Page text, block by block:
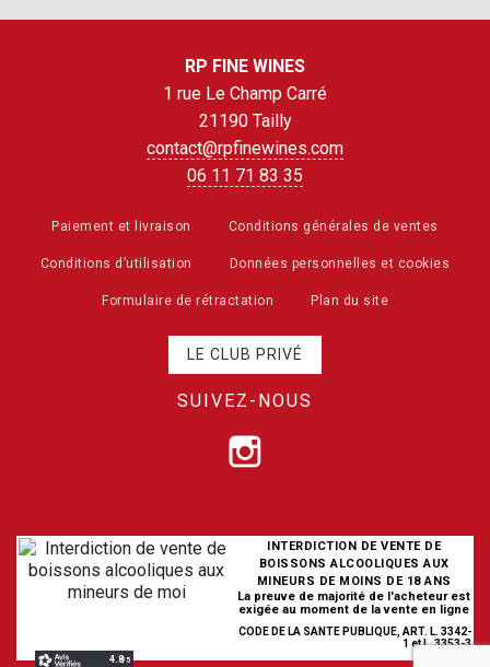
RP FINE WINES
1 rue Le Champ Carré
21190 Tailly
contact@rpfinewines.com
06 11 71 83 35
Paiement et livraison Conditions générales de ventes
Conditions d’utilisation Données personnelles et cookies
Formulaire de rétractation Plan du site
LE CLUB PRIVÉ
SUIVEZ-NOUS
INTERDICTION DE VENTE DE
BOISSONS ALCOOLIQUES AUX
MINEURS DE MOINS DE 18 ANS
La preuve de majorité de l'acheteur est
exigée au moment de la vente en ligne
CODE DE LA SANTE PUBLIQUE, ART. L. 3342-
1 et L. 3353-3